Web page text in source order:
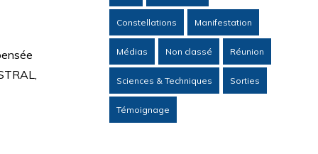
Constellations Manifestation
Médias Non classé Réunion
Sciences & Techniques Sorties
Témoignage